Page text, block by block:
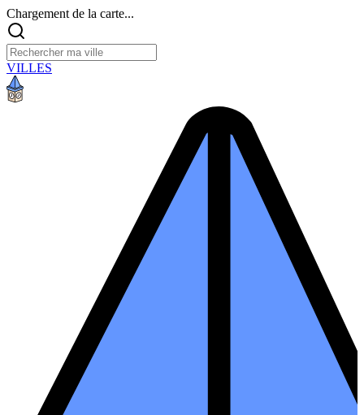
Chargement de la carte...
VILLES